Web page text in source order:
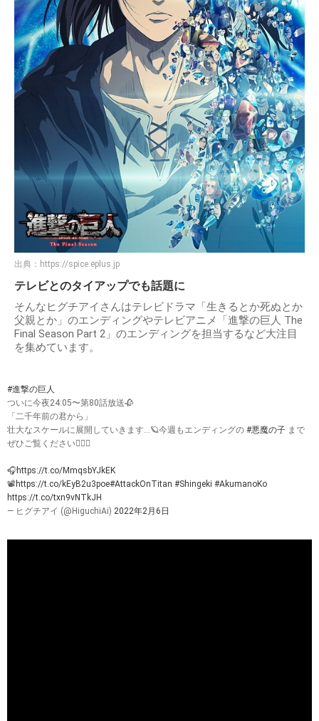
出典： https://spice.eplus.jp
テレビとのタイアップでも話題に
そんなヒグチアイさんはテレビドラマ「生きるとか死ぬとか
父親とか」のエンディングやテレビアニメ「進撃の巨人 The
Final Season Part 2」のエンディングを担当するなど大注目
を集めています。
#進撃の巨人
ついに今夜24:05〜第80話放送🥀
「二千年前の君から」
壮大なスケールに展開していきます...🪐今週もエンディングの #悪魔の子 まで
ぜひご覧ください🙇🏻‍♀️
🎧https://t.co/MmqsbYJkEK
📽 https://t.co/kEyB2u3poe#AttackOnTitan #Shingeki #AkumanoKo
https://t.co/txn9vNTkJH
— ヒグチアイ (@HiguchiAi) 2022年2月6日